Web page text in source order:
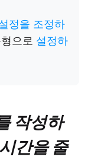
정을 조정하
으로 설정하
작성하
간을 줄